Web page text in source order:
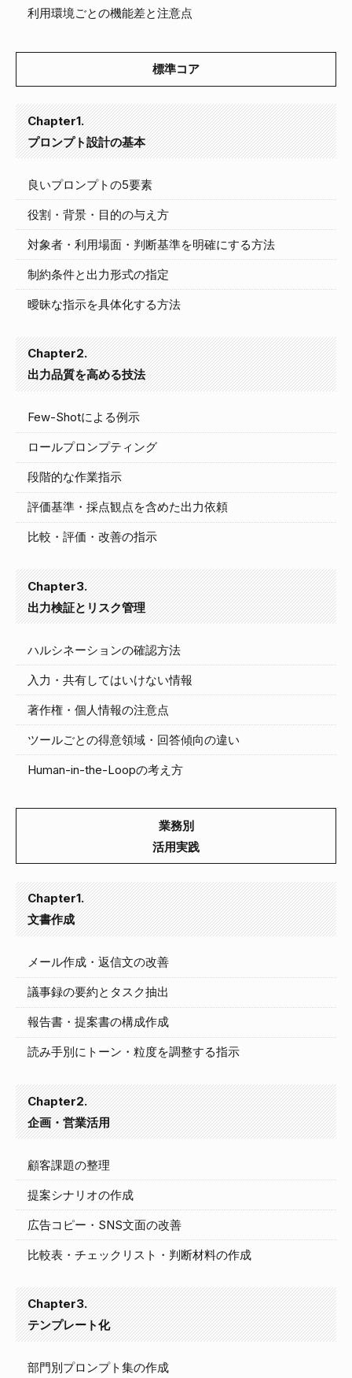
利用環境ごとの機能差と注意点
標準コア
Chapter1.
プロンプト設計の基本
良いプロンプトの5要素
役割・背景・目的の与え方
対象者・利用場面・判断基準を明確にする方法
制約条件と出力形式の指定
曖昧な指示を具体化する方法
Chapter2.
出力品質を高める技法
Few-Shotによる例示
ロールプロンプティング
段階的な作業指示
評価基準・採点観点を含めた出力依頼
比較・評価・改善の指示
Chapter3.
出力検証とリスク管理
ハルシネーションの確認方法
入力・共有してはいけない情報
著作権・個人情報の注意点
ツールごとの得意領域・回答傾向の違い
Human-in-the-Loopの考え方
業務別
活用実践
Chapter1.
文書作成
メール作成・返信文の改善
議事録の要約とタスク抽出
報告書・提案書の構成作成
読み手別にトーン・粒度を調整する指示
Chapter2.
企画・営業活用
顧客課題の整理
提案シナリオの作成
広告コピー・SNS文面の改善
比較表・チェックリスト・判断材料の作成
Chapter3.
テンプレート化
部門別プロンプト集の作成